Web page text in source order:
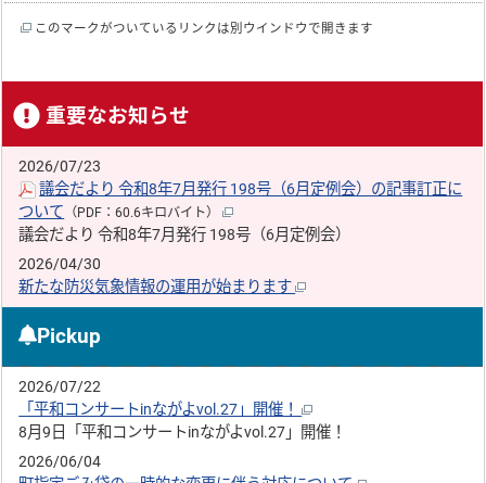
このマークがついているリンクは別ウインドウで開きます
重要なお知らせ
2026/07/23
議会だより 令和8年7月発行 198号（6月定例会）の記事訂正に
ついて （PDF：60.6キロバイト）
議会だより 令和8年7月発行 198号（6月定例会）
2026/04/30
新たな防災気象情報の運用が始まります
Pickup
2026/07/22
「平和コンサートinながよvol.27」開催！
8月9日「平和コンサートinながよvol.27」開催！
2026/06/04